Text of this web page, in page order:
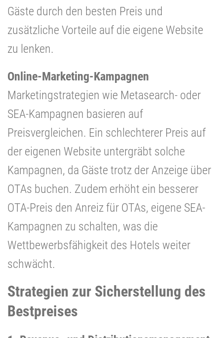
Gäste durch den besten Preis und
zusätzliche Vorteile auf die eigene Website
zu lenken.
Online-Marketing-Kampagnen
Marketingstrategien wie Metasearch- oder
SEA-Kampagnen basieren auf
Preisvergleichen. Ein schlechterer Preis auf
der eigenen Website untergräbt solche
Kampagnen, da Gäste trotz der Anzeige über
OTAs buchen. Zudem erhöht ein besserer
OTA-Preis den Anreiz für OTAs, eigene SEA-
Kampagnen zu schalten, was die
Wettbewerbsfähigkeit des Hotels weiter
schwächt.
Strategien zur Sicherstellung des
Bestpreises